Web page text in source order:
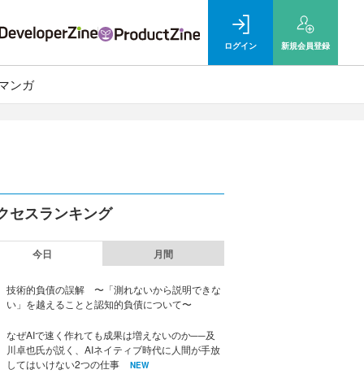
ログイン 新規会員登録
ンガ
セスランキング
今日 月間
技術的負債の誤解 〜「測れないから説明できな
い」を越えることと認知的負債について〜
なぜAIで速く作れても成果は増えないのか──及
川卓也氏が説く、AIネイティブ時代に人間が手放
してはいけない2つの仕事
NEW